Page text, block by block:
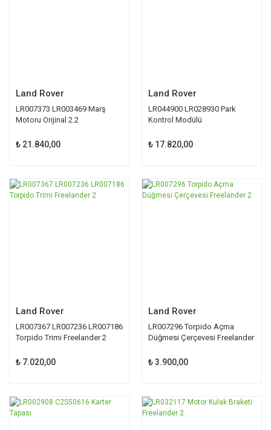
Land Rover
LR007373 LR003469 Marş
Motoru Orijinal 2.2
₺ 21.840,00
Land Rover
LR044900 LR028930 Park
Kontrol Modülü
₺ 17.820,00
Land Rover
LR007367 LR007236 LR007186
Torpido Trimi Freelander 2
₺ 7.020,00
Land Rover
LR007296 Torpido Açma
Düğmesi Çerçevesi Freelander
₺ 3.900,00